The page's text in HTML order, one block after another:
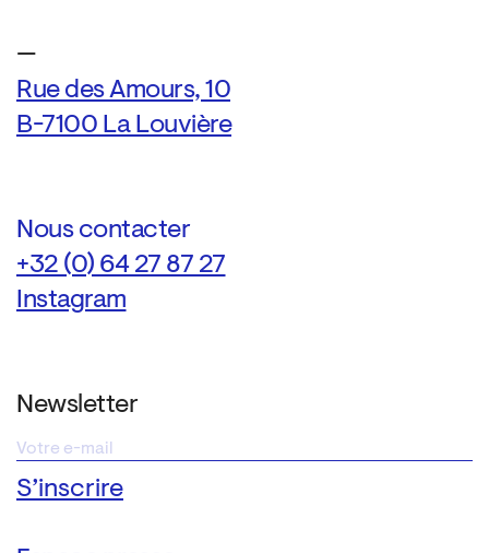
—
Rue des Amours, 10
B-7100 La Louvière
Nous contacter
+32 (0) 64 27 87 27
Instagram
Newsletter